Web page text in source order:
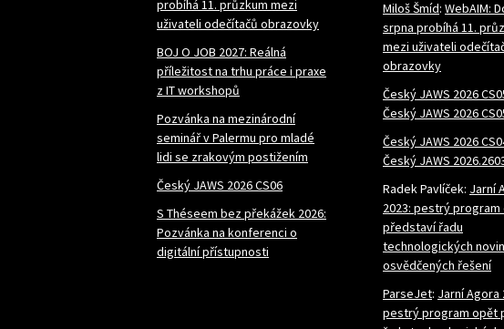
probíhá 11. průzkum mezi
uživateli odečítačů obrazovky
BOJ O JOB 2027: Reálná
příležitost na trhu práce i praxe
z IT workshopů
Pozvánka na mezinárodní
seminář v Palermu pro mladé
lidi se zrakovým postižením
Český JAWS 2026 CS06
S Théseem bez překážek 2026:
Pozvánka na konferenci o
digitální přístupnosti
Miloš Šmíd: WebAIM:
srpna probíhá 11.
mezi uživateli
obrazovky
Český JAWS 2026
Český JAWS 2026
Český JAWS 2026
Český JAWS
Radek Pavlíček: Jarní
2023: pestrý
představí řadu
technologických
osvědčených řešení
ParseJet: Jarní Agora
pestrý program opět